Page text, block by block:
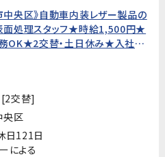
中央区》自動車内装レザー製品の
面処理スタッフ★時給1,500円★
OK★2交替・土日休み★入社祝
交替]
央区
日121日
による